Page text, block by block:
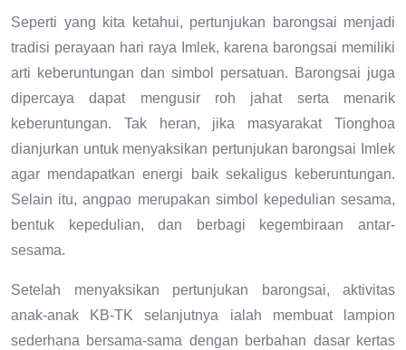
Seperti yang kita ketahui, pertunjukan barongsai menjadi
tradisi perayaan hari raya Imlek, karena barongsai memiliki
arti keberuntungan dan simbol persatuan. Barongsai juga
dipercaya dapat mengusir roh jahat serta menarik
keberuntungan. Tak heran, jika masyarakat Tionghoa
dianjurkan untuk menyaksikan pertunjukan barongsai Imlek
agar mendapatkan energi baik sekaligus keberuntungan.
Selain itu, angpao merupakan simbol kepedulian sesama,
bentuk kepedulian, dan berbagi kegembiraan antar-
sesama.
Setelah menyaksikan pertunjukan barongsai, aktivitas
anak-anak KB-TK selanjutnya ialah membuat lampion
sederhana bersama-sama dengan berbahan dasar kertas